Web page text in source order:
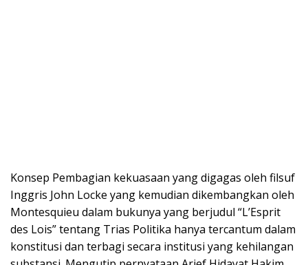
Konsep Pembagian kekuasaan yang digagas oleh filsuf
Inggris John Locke yang kemudian dikembangkan oleh
Montesquieu dalam bukunya yang berjudul “L’Esprit
des Lois” tentang Trias Politika hanya tercantum dalam
konstitusi dan terbagi secara institusi yang kehilangan